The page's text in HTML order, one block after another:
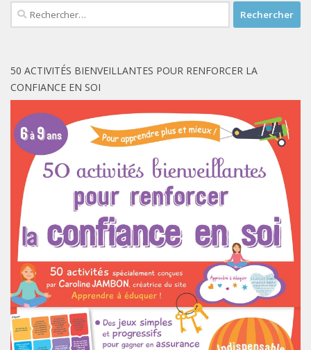
Rechercher :
50 ACTIVITÉS BIENVEILLANTES POUR RENFORCER LA
CONFIANCE EN SOI